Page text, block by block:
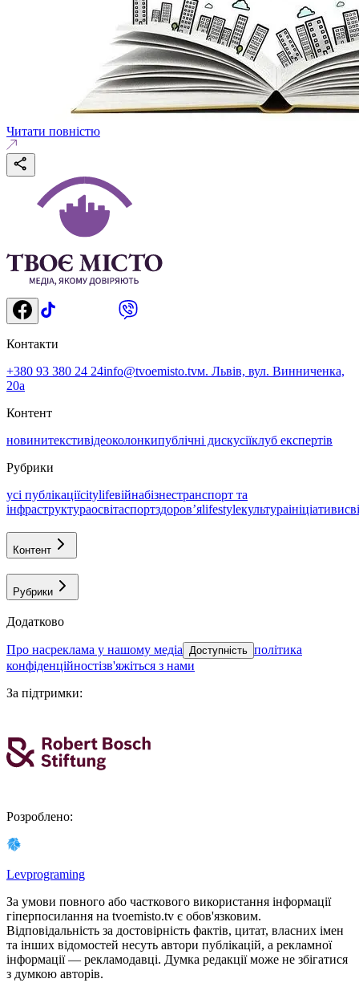
Читати повністю
Контакти
+380 93 380 24 24info@tvoemisto.tvм. Львів, вул. Винниченка,
20а
Контент
новинитекстивідеоколонкипублічні дискусіїклуб експертів
Рубрики
усі публікаціїcitylifeвійнабізнестранспорт та
інфраструктураосвітаспортздоровʼяlifestyleкультураініціативи
Контент
Рубрики
Додатково
про насреклама у нашому медіа Доступність політика
конфіденційностізв'яжіться з нами
За підтримки:
Розроблено:
Levprograming
За умови повного або часткового використання iнформацiї
гіперпосилання на tvoemisto.tv є обов'язковим.
Відповідальність за достовірність фактів, цитат, власних імен
та інших відомостей несуть автори публікацій, а рекламної
інформації — рекламодавці. Думка редакцiї може не збiгатися
з думкою авторiв.